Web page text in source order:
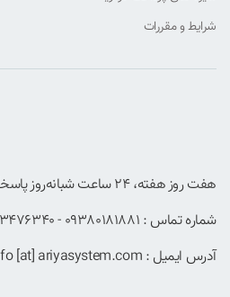
شرایط و مقررات
هفت روز هفته، ۲۴ ساعت شبانه‌روز پاسخگوی شما هستیم
شماره تماس : 09380181881 - 09123476340
آدرس ایمیل : info [at] ariyasystem.com